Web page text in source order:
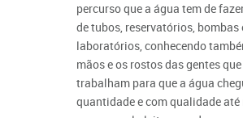
percurso que a água tem de
de tubos, reservatórios, bombas
laboratórios, conhecendo
mãos e os rostos das gentes que
trabalham para que a água
quantidade e com qualidade até